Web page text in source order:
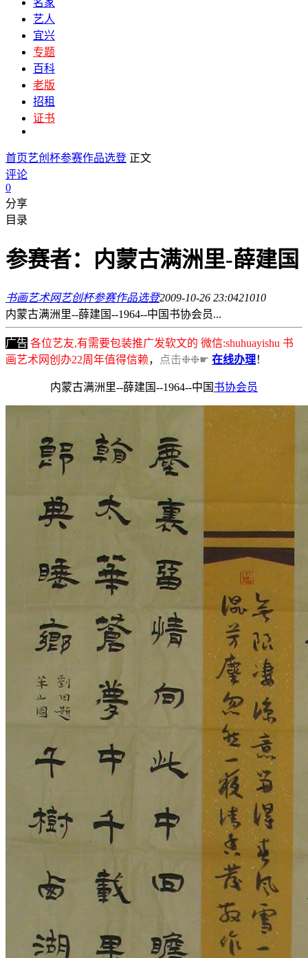
艺人
宜兴
专题
百科
老版
招租
证书
首页艺创杯参赛作品选登 正文
评论
0
分享
目录
参赛者：内蒙古满洲里-薛建国
书画艺术网艺创杯参赛作品选登2009-10-26 23:0421010
内蒙古满洲里--薛建国--1964--中国书协会员...
广告 各位艺友,有需要包装推广发软文的 微信:shuhuayishu 书
画艺术网创办22周年值得信赖， 点击❉❉☛ 在线办理！
内蒙古满洲里--薛建国--1964--中国 书协会员